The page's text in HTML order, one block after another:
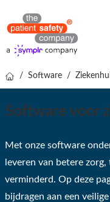
Oplossingen
Gratis online demo
/ Software /
Software voor
Met onze software
leveren van betere
verminderd. Op deze
bijdragen aan een